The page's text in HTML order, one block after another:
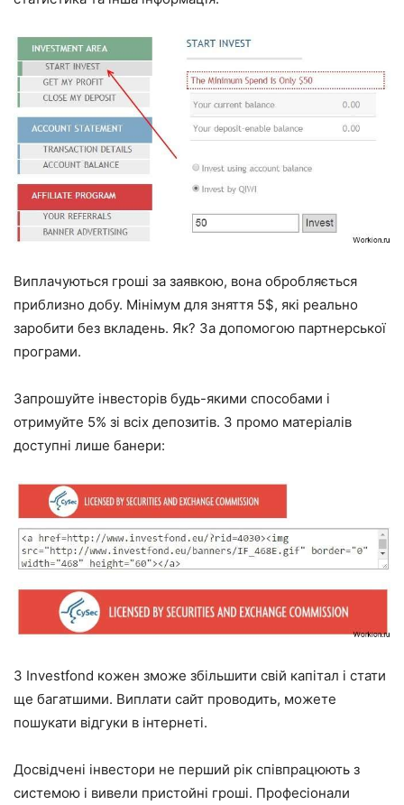
Виплачуються гроші за заявкою, вона обробляється
приблизно добу. Мінімум для зняття 5$, які реально
заробити без вкладень. Як? За допомогою партнерської
програми.
Запрошуйте інвесторів будь-якими способами і
отримуйте 5% зі всіх депозитів. З промо матеріалів
доступні лише банери:
З Investfond кожен зможе збільшити свій капітал і стати
ще багатшими. Виплати сайт проводить, можете
пошукати відгуки в інтернеті.
Досвідчені інвестори не перший рік співпрацюють з
системою і вивели пристойні гроші. Професіонали